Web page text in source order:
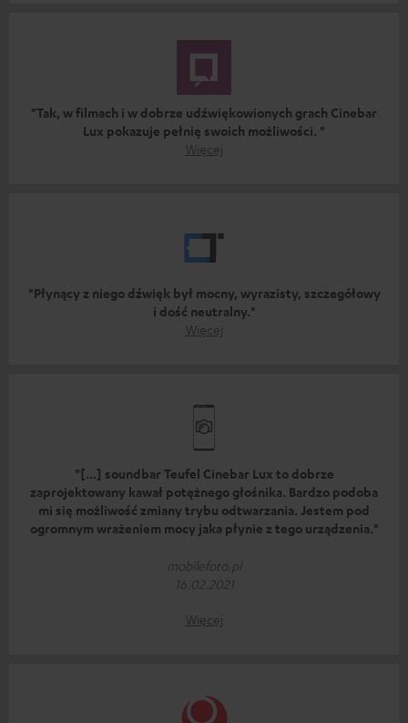
"Tak, w filmach i w dobrze udźwiękowionych grach Cinebar
Lux pokazuje pełnię swoich możliwości. "
Więcej
"Płynący z niego dźwięk był mocny, wyrazisty, szczegółowy
i dość neutralny."
Więcej
"[...] soundbar Teufel Cinebar Lux to dobrze
zaprojektowany kawał potężnego głośnika. Bardzo podoba
mi się możliwość zmiany trybu odtwarzania. Jestem pod
ogromnym wrażeniem mocy jaka płynie z tego urządzenia."
mobilefoto.pl
16.02.2021
Więcej